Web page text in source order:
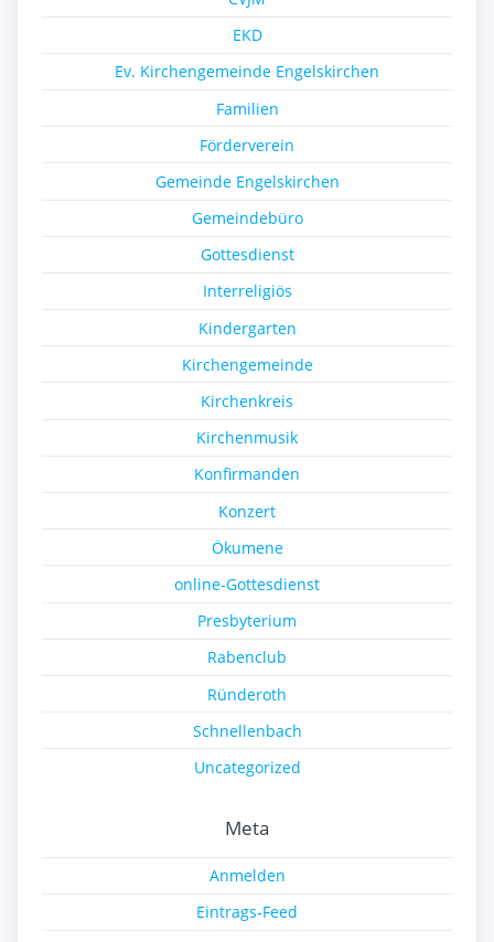
EKD
Ev. Kirchengemeinde Engelskirchen
Familien
Förderverein
Gemeinde Engelskirchen
Gemeindebüro
Gottesdienst
Interreligiös
Kindergarten
Kirchengemeinde
Kirchenkreis
Kirchenmusik
Konfirmanden
Konzert
Ökumene
online-Gottesdienst
Presbyterium
Rabenclub
Ründeroth
Schnellenbach
Uncategorized
Meta
Anmelden
Eintrags-Feed